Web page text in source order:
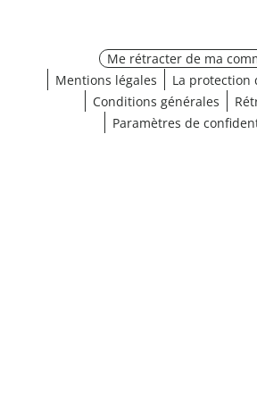
Me rétracter de ma
Mentions légales
La protection
Conditions générales
Paramètres de